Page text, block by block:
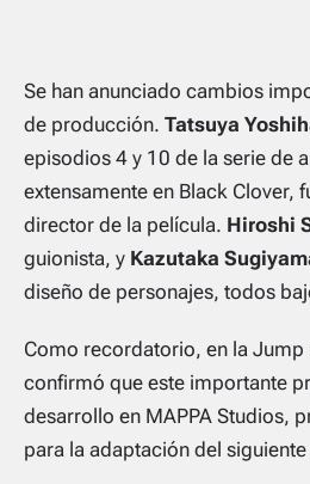
Se han anunciado cambios
de producción. Tatsuya
episodios 4 y 10 de la serie de
extensamente en Black Clover,
director de la película. Hiroshi
guionista, y Kazutaka
diseño de personajes, todos
Como recordatorio, en la Jump
confirmó que este importante
desarrollo en MAPPA Studios,
para la adaptación del